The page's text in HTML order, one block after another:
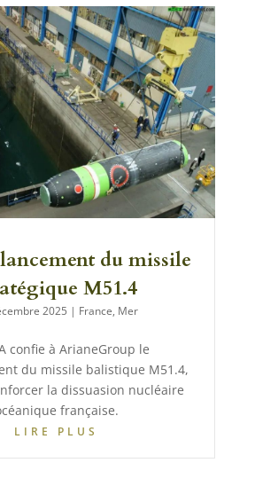
du missile
M51.4
2025 | France, Mer
confie à ArianeGroup le
du missile balistique M51.4,
la dissuasion nucléaire
française.
LIRE PLUS